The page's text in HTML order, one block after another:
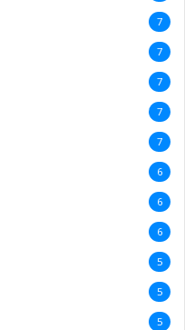
7
7
7
7
7
6
6
6
5
5
5